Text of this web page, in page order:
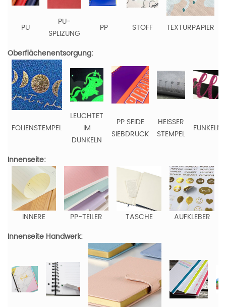
PU
PU-
SPLIZUNG
PP STOFF TEXTURPAPIER
Oberflächenentsorgung:
FOLIENSTEMPEL
LEUCHTET
IM
DUNKELN
PP SEIDE
SIEBDRUCK
HEISSER
STEMPEL
FUNKELN
Innenseite:
INNERE PP-TEILER TASCHE
AUFKLEBER
Innenseite Handwerk: